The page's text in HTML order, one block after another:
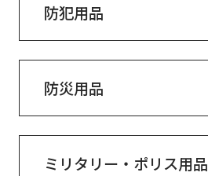
防犯用品
防災用品
ミリタリー・ポリス用品